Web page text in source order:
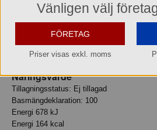
Ingredienser
(10%), bordssalt, konserveringsmedel:
medel: mjölksyra, citronsyra,
Näringsvärde
Tillagningsstatus: Ej tillagad
Basmängdeklaration: 100
Energi 678 kJ
Energi 164 kcal
Vänligen välj
FÖRETAG
Priser visas exkl. moms